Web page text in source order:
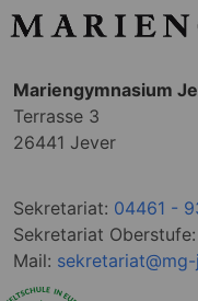
Mariengymnasium
Terrasse 3
26441 Jever
Sekretariat: 04461 -
Sekretariat Oberstufe:
Mail: